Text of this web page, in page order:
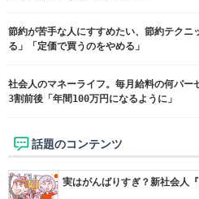
節約が苦手な人にすすめたい、節約テクニ
る」「定価で買うのをやめる」
社会人のマネーライフ。毎月給料の何パ
3割前後「年間100万円になるように」
話題のコンテンツ
実はがんばりすぎ？新社会人